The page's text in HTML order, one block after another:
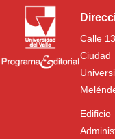
Calle
Ciudad
Edificio